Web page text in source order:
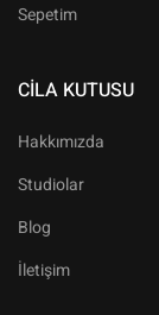
Sepetim
CILA KUTUSU
Hakkımızda
Studiolar
Blog
İletişim